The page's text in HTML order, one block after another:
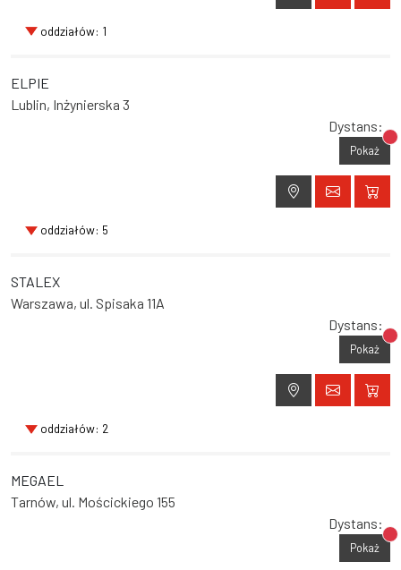
oddziałów: 1
ELPIE
Lublin, Inżynierska 3
Dystans:
Pokaż
oddziałów: 5
STALEX
Warszawa, ul. Spisaka 11A
Dystans:
Pokaż
oddziałów: 2
MEGAEL
Tarnów, ul. Mościckiego 155
Dystans:
Pokaż